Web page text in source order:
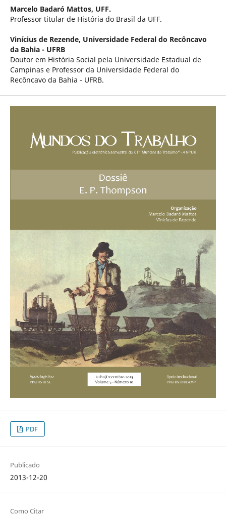
Marcelo Badaró Mattos, UFF.
Professor titular de História do Brasil da UFF.
Vinícius de Rezende, Universidade Federal do Recôncavo
da Bahia - UFRB
Doutor em História Social pela Universidade Estadual de
Campinas e Professor da Universidade Federal do
Recôncavo da Bahia - UFRB.
PDF
Publicado
2013-12-20
Como Citar